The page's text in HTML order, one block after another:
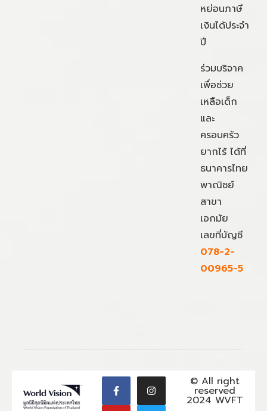
หย่อนภาษี
เงินได้ประจำ
ปี
ร่วมบริจาค
เพื่อช่วย
เหลือเด็ก
และ
ครอบครัว
ยากไร้ ได้ที่
ธนาคารไทย
พาณิชย์
สาขา
เอกมัย
เลขที่บัญชี
078-2-
00965-5
© All right
reserved
2024 WVFT